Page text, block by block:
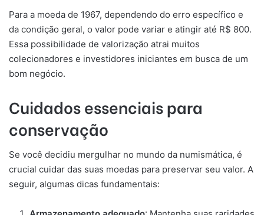
Para a moeda de 1967, dependendo do erro específico e
da condição geral, o valor pode variar e atingir até R$ 800.
Essa possibilidade de valorização atrai muitos
colecionadores e investidores iniciantes em busca de um
bom negócio.
Cuidados essenciais para
conservação
Se você decidiu mergulhar no mundo da numismática, é
crucial cuidar das suas moedas para preservar seu valor. A
seguir, algumas dicas fundamentais: